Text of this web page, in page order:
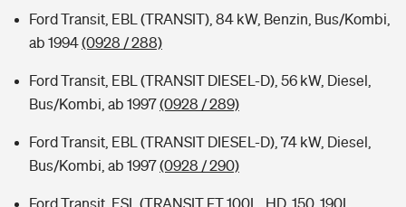
Kinderunfall-Check: Mehr Sicherheit für deine Kids
Typklassen: So ist Ihr Auto eingestuft
Ford Transit, EBL (TRANSIT), 84 kW, Benzin, Bus/Kombi,
ab 1994(0928 / 288)
Ford Transit, EBL (TRANSIT DIESEL-D), 56 kW, Diesel,
Bus/Kombi, ab 1997(0928 / 289)
Ford Transit, EBL (TRANSIT DIESEL-D), 74 kW, Diesel,
Bus/Kombi, ab 1997(0928 / 290)
Ford Transit, ESL (TRANSIT FT 100L, HD, 150, 190L